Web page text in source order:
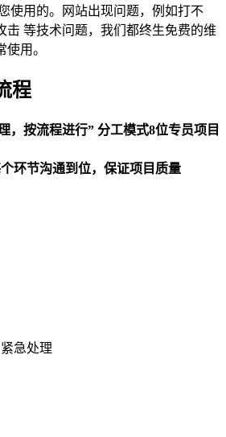
使用的。网站出现问题，例如打不
击 等技术问题，我们都终生免费的维
用。
程
，按流程进行” 分工模式8位专员项目
环节沟通到位，保证项目质量
急处理